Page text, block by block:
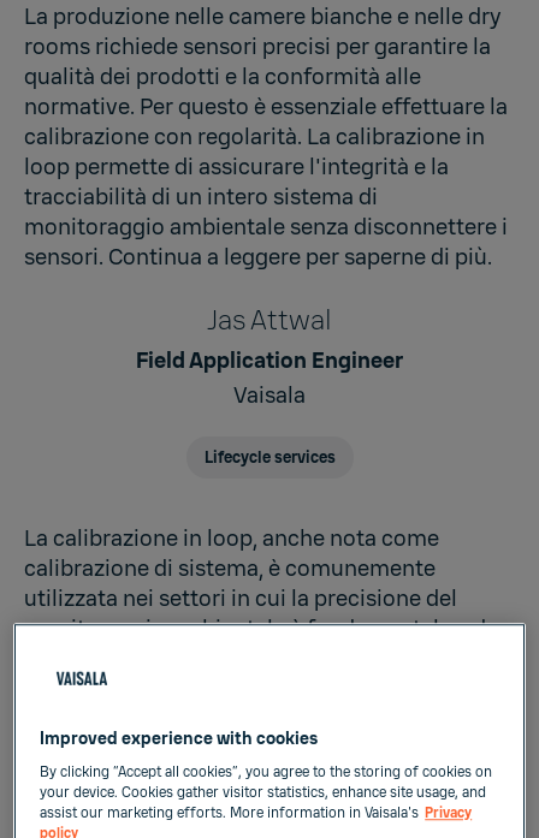
La produzione nelle camere bianche e nelle dry
rooms richiede sensori precisi per garantire la
qualità dei prodotti e la conformità alle
normative. Per questo è essenziale effettuare la
calibrazione con regolarità. La calibrazione in
loop permette di assicurare l'integrità e la
tracciabilità di un intero sistema di
monitoraggio ambientale senza disconnettere i
sensori. Continua a leggere per saperne di più.
Jas Attwal
Field Application Engineer
Vaisala
Lifecycle services
La calibrazione in loop, anche nota come
calibrazione di sistema, è comunemente
utilizzata nei settori in cui la precisione del
monitoraggio ambientale è fondamentale, ad
automobilistico e produzione in camere
spesso su una rete di sensori per monitorare
temperatura, umidità o pressione differenziale
in aree di produzione, ambienti di stoccaggio o
Improved experience with cookies
By clicking “Accept all cookies”, you agree to the storing of cookies on
your device. Cookies gather visitor statistics, enhance site usage, and
assist our marketing efforts. More information in Vaisala's Privacy
policy